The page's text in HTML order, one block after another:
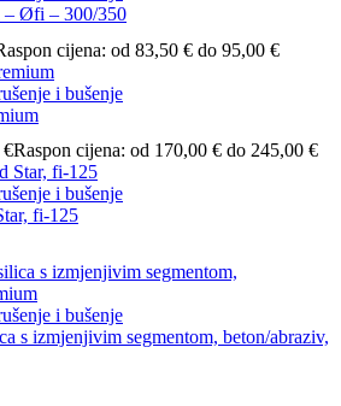
– Øfi – 300/350
cijena: od 83,50 € do 95,00 €
i bušenje
€Raspon cijena: od 170,00 € do 245,00 €
i bušenje
fi-125
i bušenje
s izmjenjivim segmentom, beton/abraziv,